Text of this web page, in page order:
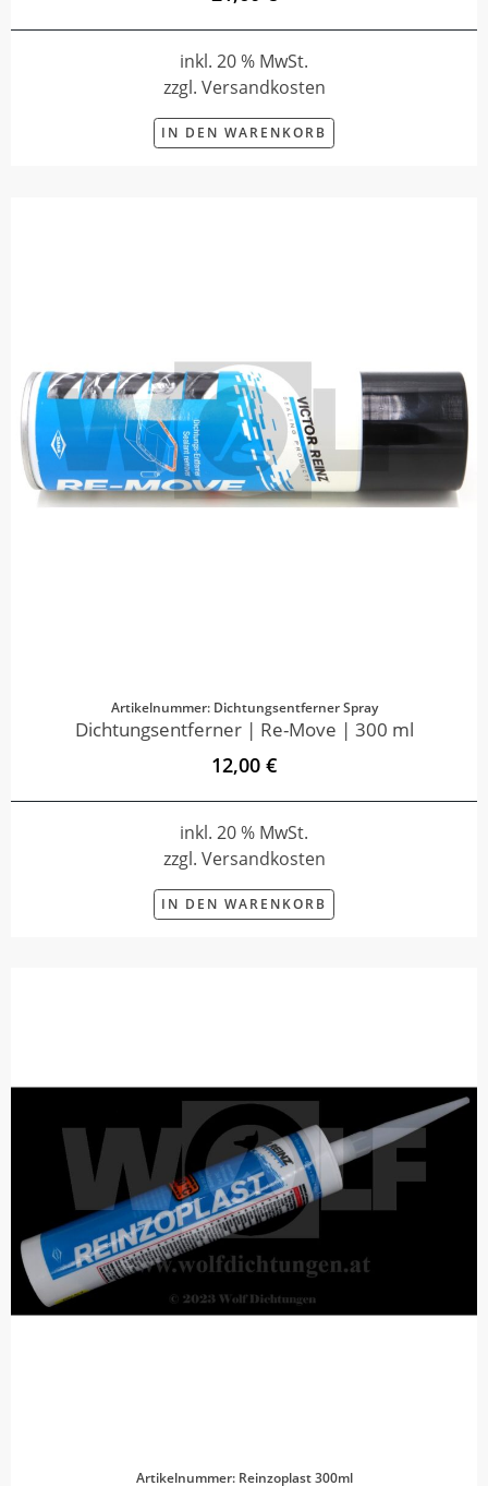
inkl. 20 % MwSt.
zzgl. Versandkosten
IN DEN WARENKORB
Artikelnummer: Dichtungsentferner Spray
Dichtungsentferner | Re-Move | 300 ml
12,00 €
inkl. 20 % MwSt.
zzgl. Versandkosten
IN DEN WARENKORB
Artikelnummer: Reinzoplast 300ml